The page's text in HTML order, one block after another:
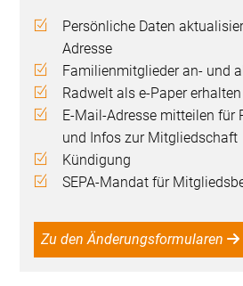
Persönliche Daten
Adresse
Familienmitglieder an- und
Radwelt als e-Paper erhalten
E-Mail-Adresse mitteilen für
und Infos zur Mitgliedschaft
Kündigung
SEPA-Mandat für
Zu den Änderungsformularen